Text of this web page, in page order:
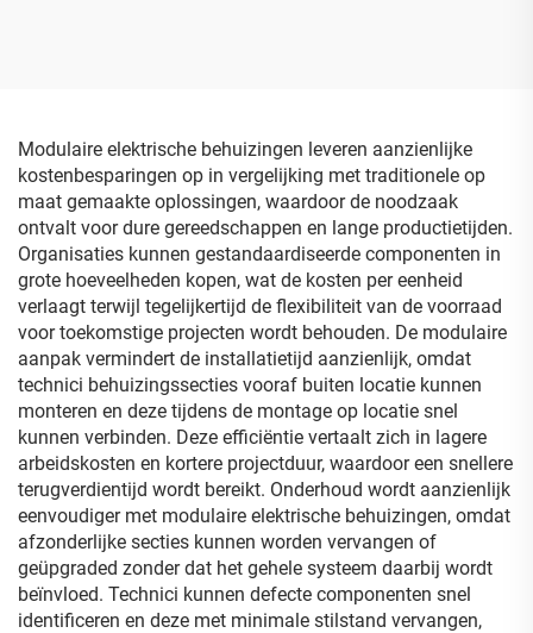
Modulaire elektrische behuizingen leveren aanzienlijke
kostenbesparingen op in vergelijking met traditionele op
maat gemaakte oplossingen, waardoor de noodzaak
ontvalt voor dure gereedschappen en lange productietijden.
Organisaties kunnen gestandaardiseerde componenten in
grote hoeveelheden kopen, wat de kosten per eenheid
verlaagt terwijl tegelijkertijd de flexibiliteit van de voorraad
voor toekomstige projecten wordt behouden. De modulaire
aanpak vermindert de installatietijd aanzienlijk, omdat
technici behuizingssecties vooraf buiten locatie kunnen
monteren en deze tijdens de montage op locatie snel
kunnen verbinden. Deze efficiëntie vertaalt zich in lagere
arbeidskosten en kortere projectduur, waardoor een snellere
terugverdientijd wordt bereikt. Onderhoud wordt aanzienlijk
eenvoudiger met modulaire elektrische behuizingen, omdat
afzonderlijke secties kunnen worden vervangen of
geüpgraded zonder dat het gehele systeem daarbij wordt
beïnvloed. Technici kunnen defecte componenten snel
identificeren en deze met minimale stilstand vervangen,